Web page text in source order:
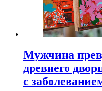
Мужчина
древнего
с